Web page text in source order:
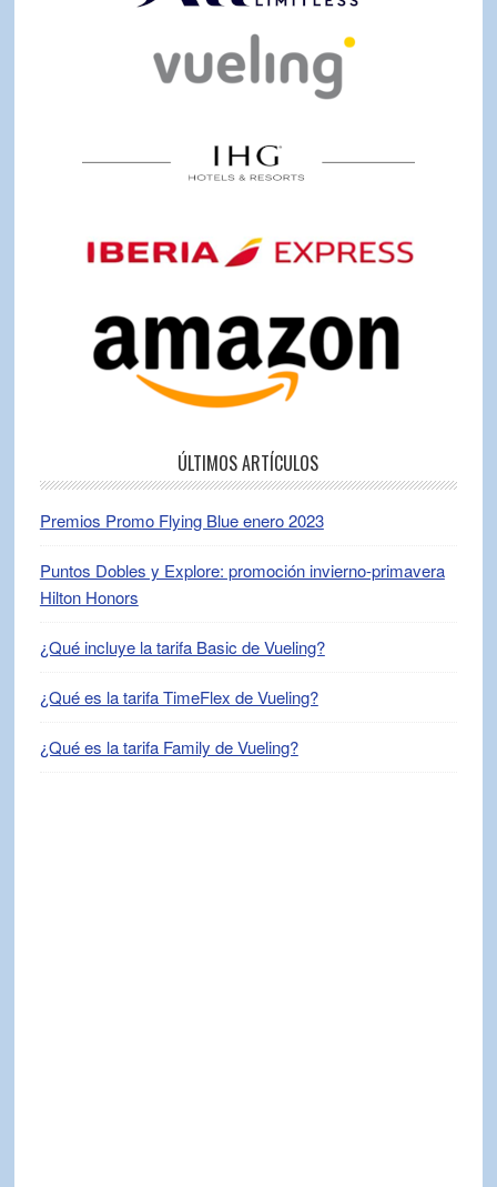
ÚLTIMOS ARTÍCULOS
Premios Promo Flying Blue enero 2023
Puntos Dobles y Explore: promoción invierno-primavera
Hilton Honors
¿Qué incluye la tarifa Basic de Vueling?
¿Qué es la tarifa TimeFlex de Vueling?
¿Qué es la tarifa Family de Vueling?